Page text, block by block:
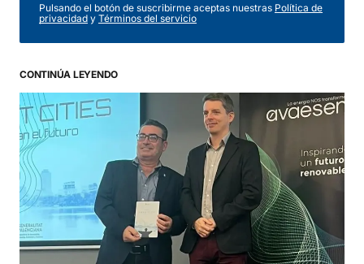
Pulsando el botón de suscribirme aceptas nuestras Política de
privacidad y Términos del servicio
CONTINÚA LEYENDO